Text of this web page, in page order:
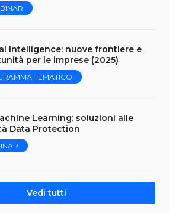
Intelligence: nuove frontiere e
per le imprese (2025)
TEMATICO
Learning: soluzioni alle
Data Protection
Vedi tutti